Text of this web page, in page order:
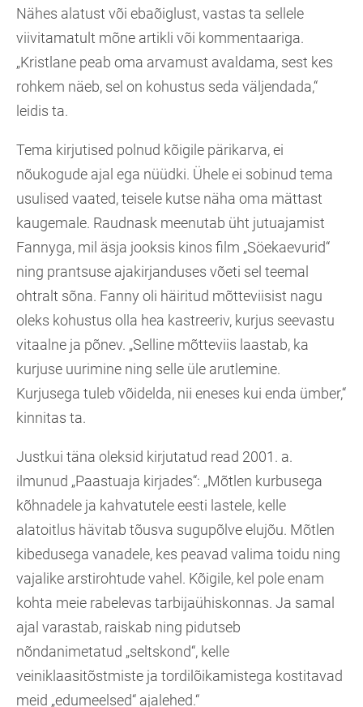
Nähes alatust või ebaõiglust, vastas ta sellele
viivitamatult mõne artikli või kommentaariga.
„Kristlane peab oma arvamust avaldama, sest kes
rohkem näeb, sel on kohustus seda väljendada,“
leidis ta.
Tema kirjutised polnud kõigile pärikarva, ei
nõukogude ajal ega nüüdki. Ühele ei sobinud tema
usulised vaated, teisele kutse näha oma mättast
kaugemale. Raudnask meenutab üht jutuajamist
Fannyga, mil äsja jooksis kinos film „Söekaevurid“
ning prantsuse ajakirjanduses võeti sel teemal
ohtralt sõna. Fanny oli häiritud mõtteviisist nagu
oleks kohustus olla hea kastreeriv, kurjus seevastu
vitaalne ja põnev. „Selline mõtteviis laastab, ka
kurjuse uurimine ning selle üle arutlemine.
Kurjusega tuleb võidelda, nii eneses kui enda ümber,“
kinnitas ta.
Justkui täna oleksid kirjutatud read 2001. a.
ilmunud „Paastuaja kirjades“: „Mõtlen kurbusega
kõhnadele ja kahvatutele eesti lastele, kelle
alatoitlus hävitab tõusva sugupõlve elujõu. Mõtlen
kibedusega vanadele, kes peavad valima toidu ning
vajalike arstirohtude vahel. Kõigile, kel pole enam
kohta meie rabelevas tarbijaühiskonnas. Ja samal
ajal varastab, raiskab ning pidutseb
nõndanimetatud „seltskond“, kelle
veiniklaasitõstmiste ja tordilõikamistega kostitavad
meid „edumeelsed“ ajalehed.“